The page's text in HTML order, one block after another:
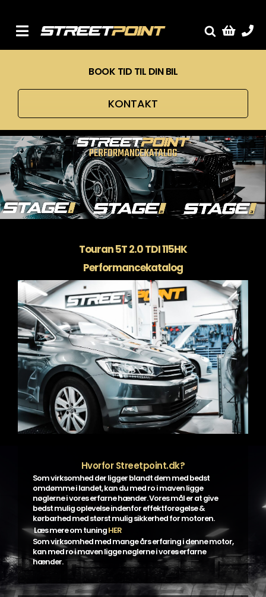
content
Toggle
Sænkning
Tuning
Ventilrens
Værksted
BOOK TID TIL DIN BIL
KONTAKT
Touran 5T 2.0 TDI 115HK
Performancekatalog
Hvorfor Streetpoint.dk?
Som virksomhed der ligger blandt dem med bedst
omdømme i landet, kan du med ro i maven ligge
nøglerne i vores erfarne hænder. Vores mål er at give
bedst mulig oplevelse indenfor effektforøgelse &
kørbarhed med størst mulig sikkerhed for motoren.
Læs mere om tuningHER
Som virksomhed med mange års erfaring i denne motor,
kan med ro i maven ligge nøglerne i vores erfarne
hænder.